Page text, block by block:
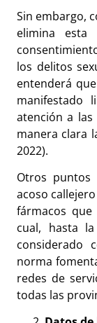
Sin embargo,
elimina esta
los delitos
entenderá
manifestado
atención a las
manera clara
2022).
Otros puntos
acoso
fármacos
cual, hasta
considerado
norma
redes de
todas las